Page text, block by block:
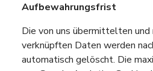
Aufbewahrungsfrist
Die von uns übermittelten und
verknüpften Daten werden
automatisch gelöscht. Die